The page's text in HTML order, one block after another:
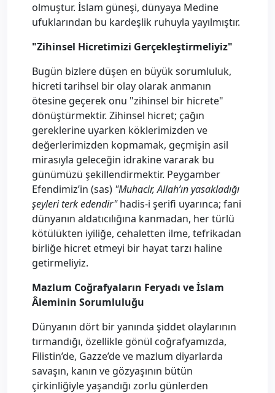
olmuştur. İslam güneşi, dünyaya Medine
ufuklarından bu kardeşlik ruhuyla yayılmıştır.
"Zihinsel Hicretimizi Gerçekleştirmeliyiz"
Bugün bizlere düşen en büyük sorumluluk,
hicreti tarihsel bir olay olarak anmanın
ötesine geçerek onu "zihinsel bir hicrete"
dönüştürmektir. Zihinsel hicret; çağın
gereklerine uyarken köklerimizden ve
değerlerimizden kopmamak, geçmişin asil
mirasıyla geleceğin idrakine vararak bu
günümüzü şekillendirmektir. Peygamber
Efendimiz’in (sas) "Muhacir, Allah’ın yasakladığı
şeyleri terk edendir"hadis-i şerifi uyarınca; fani
dünyanın aldatıcılığına kanmadan, her türlü
kötülükten iyiliğe, cehaletten ilme, tefrikadan
birliğe hicret etmeyi bir hayat tarzı haline
getirmeliyiz.
Mazlum Coğrafyaların Feryadı ve İslam
Âleminin Sorumluluğu
Dünyanın dört bir yanında şiddet olaylarının
tırmandığı, özellikle gönül coğrafyamızda,
Filistin’de, Gazze’de ve mazlum diyarlarda
savaşın, kanın ve gözyaşının bütün
çirkinliğiyle yaşandığı zorlu günlerden